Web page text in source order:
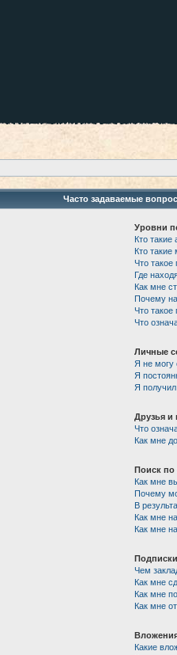
Часто задаваемые
Уровни
Кто такие
Кто
Что такое
Где
Как мне
Почему
Что такое
Что
Личные
Я не могу
Я
Я
Друзья и
Что
Как мне
Поиск
Как мне
Почему
В
Как мне
Как мне
Чем
Как мне
Как мне
Как мне
Какие